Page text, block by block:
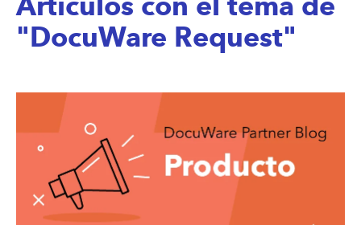
"DocuWare Request"